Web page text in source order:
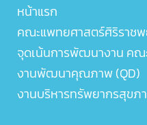
หน้าแรก
คณะแพทยศาสตร์ศิริราช
จุดเน้นการพัฒนางาน คณ
งานพัฒนาคุณภาพ (QD)
งานบริหารทรัพยากรสุขภ